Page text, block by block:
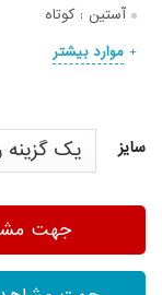
آستین : کوتاه
موارد بیشتر
سایز
جهت